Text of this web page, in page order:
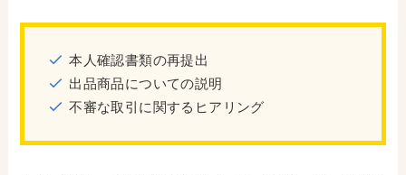
本人確認書類の再提出
出品商品についての説明
不審な取引に関するヒアリング